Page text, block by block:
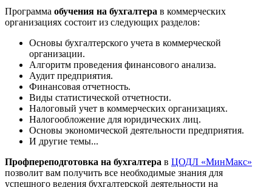
Программа обучения на бухгалтера в коммерческих
организациях состоит из следующих разделов:
Основы бухгалтерского учета в коммерческой
организации.
Алгоритм проведения финансового анализа.
Аудит предприятия.
Финансовая отчетность.
Виды статистической отчетности.
Налоговый учет в коммерческих организациях.
Налогообложение для юридических лиц.
Основы экономической деятельности предприятия.
И другие темы...
Профпереподготовка на бухгалтера в ЦОДЛ «МинМакс»
позволит вам получить все необходимые знания для
успешного ведения бухгалтерской деятельности на